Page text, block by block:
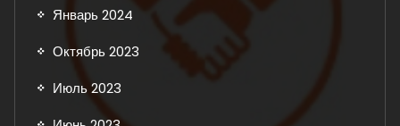
Январь 2024
Октябрь 2023
Июль 2023